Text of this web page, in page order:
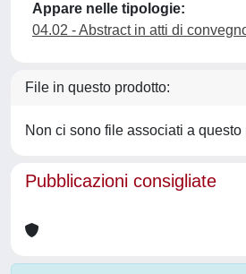
Appare nelle tipologie:
04.02 - Abstract in atti di
File in questo prodotto:
Non ci sono file associati a questo
Pubblicazioni consigliate